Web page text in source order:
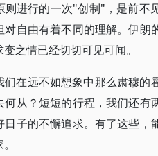
则进行的一次"创制"，是前不
对自由有着不同的理解。伊
之情已经切切可见可闻。
们在远不如想象中那么肃穆
何从？短短的行程，我们还
日子的不懈追求。有了这些